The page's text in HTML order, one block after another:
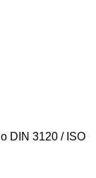
DIN 3120 / ISO